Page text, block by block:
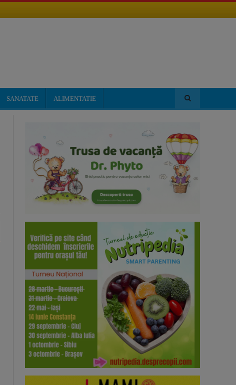
SANATATE ALIMENTATIE